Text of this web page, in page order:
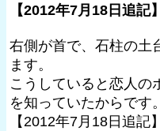
【2012年7月18日追
右側が首で、石柱の土
ます。
こうしていると恋人の
を知っていたからです。
【2012年7月18日追記】